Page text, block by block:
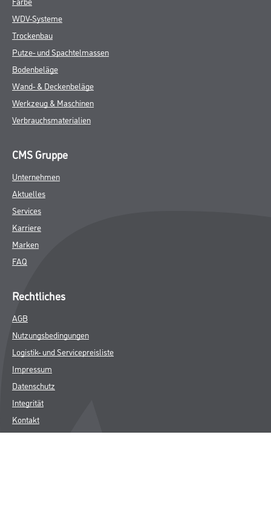
WDV-Systeme
Trockenbau
Putze- und Spachtelmassen
Bodenbeläge
Wand- & Deckenbeläge
Werkzeug & Maschinen
Verbrauchsmaterialien
CMS Gruppe
Unternehmen
Aktuelles
Services
Karriere
Marken
FAQ
Rechtliches
AGB
Nutzungsbedingungen
Logistik- und Servicepreisliste
Impressum
Datenschutz
Integrität
Kontakt